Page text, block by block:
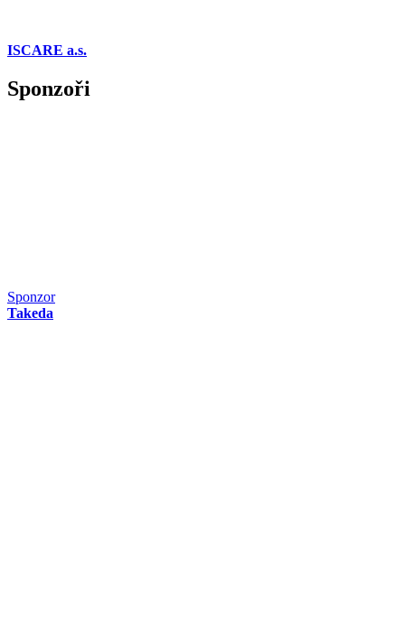
ISCARE a.s.
Sponzoři
Sponzor
Takeda